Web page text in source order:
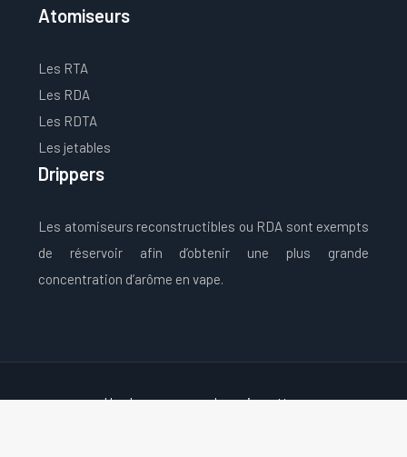
Atomiseurs
Les RTA
Les RDA
Les RDTA
Les jetables
Drippers
Les atomiseurs reconstructibles ou RDA sont exempts
de réservoir afin d’obtenir une plus grande
concentration d’arôme en vape.
Une large gamme de e-cigarettes